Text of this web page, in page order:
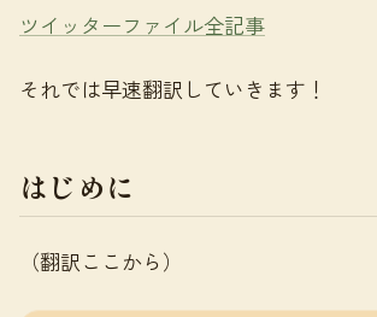
ツイッターファイル全記事
それでは早速翻訳していきます！
はじめに
（翻訳ここから）